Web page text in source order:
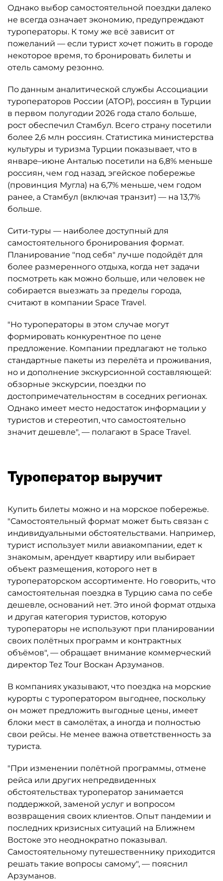
Однако выбор самостоятельной поездки далеко
не всегда означает экономию, предупреждают
туроператоры. К тому же всё зависит от
пожеланий — если турист хочет пожить в городе
некоторое время, то бронировать билеты и
отель самому резонно.
По данным аналитической службы Ассоциации
туроператоров России (АТОР), россиян в Турции
в первом полугодии 2026 года стало больше,
рост обеспечил Стамбул. Всего страну посетили
более 2,6 млн россиян. Статистика министерства
культуры и туризма Турции показывает, что в
январе–июне Анталью посетили на 6,8% меньше
россиян, чем год назад, эгейское побережье
(провинция Мугла) на 6,7% меньше, чем годом
ранее, а Стамбул (включая транзит) — на 13,7%
больше.
Сити-туры — наиболее доступный для
самостоятельного бронирования формат.
Планирование "под себя" лучше подойдёт для
более размеренного отдыха, когда нет задачи
посмотреть как можно больше, или человек не
собирается выезжать за пределы города,
считают в компании Space Travel.
"Но туроператоры в этом случае могут
формировать конкурентное по цене
предложение. Компании предлагают не только
стандартные пакеты из перелёта и проживания,
но и дополнение экскурсионной составляющей:
обзорные экскурсии, поездки по
достопримечательностям в соседних регионах.
Однако имеет место недостаток информации у
туристов и стереотип, что самостоятельно
значит дешевле", — полагают в Space Travel.
Туроператор выручит
Купить билеты можно и на морское побережье.
"Самостоятельный формат может быть связан с
индивидуальными обстоятельствами. Например,
турист использует мили авиакомпании, едет к
знакомым, арендует квартиру или выбирает
объект размещения, которого нет в
туроператорском ассортименте. Но говорить, что
самостоятельная поездка в Турцию сама по себе
дешевле, оснований нет. Это иной формат отдыха
и другая категория туристов, которую
туроператоры не используют при планировании
своих полётных программ и контрактных
объёмов", — обращает внимание коммерческий
директор Tez Tour Воскан Арзуманов.
В компаниях указывают, что поездка на морские
курорты с туроператором выгоднее, поскольку
он может предложить выгодные цены, имеет
блоки мест в самолётах, а иногда и полностью
свои рейсы. Не менее важна ответственность за
туриста.
"При изменении полётной программы, отмене
рейса или других непредвиденных
обстоятельствах туроператор занимается
поддержкой, заменой услуг и вопросом
возвращения своих клиентов. Опыт пандемии и
последних кризисных ситуаций на Ближнем
Востоке это неоднократно показывал.
Самостоятельному путешественнику приходится
решать такие вопросы самому", — пояснил
Арзуманов.